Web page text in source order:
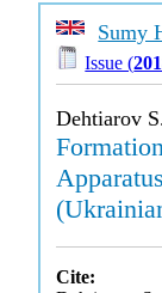
Sumy
Issue (
Dehtiarov
Cite: